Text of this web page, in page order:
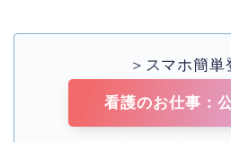
＞スマホ簡単
看護のお仕事：